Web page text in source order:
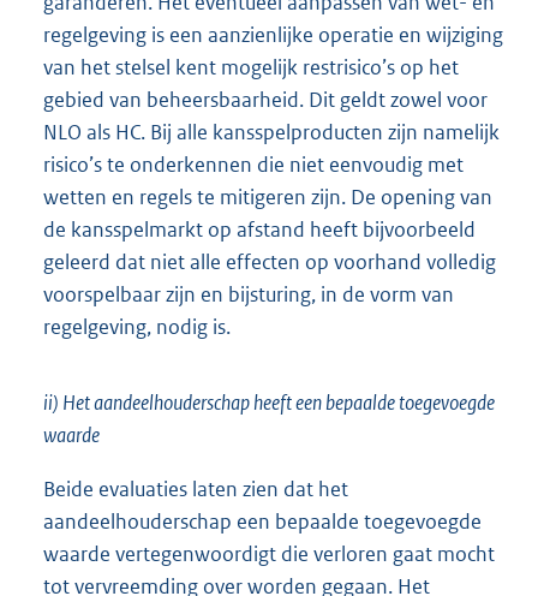
regelgeving is een aanzienlijke operatie en wijziging
van het stelsel kent mogelijk restrisico’s op het
gebied van beheersbaarheid. Dit geldt zowel voor
NLO als HC. Bij alle kansspelproducten zijn namelijk
risico’s te onderkennen die niet eenvoudig met
wetten en regels te mitigeren zijn. De opening van
de kansspelmarkt op afstand heeft bijvoorbeeld
geleerd dat niet alle effecten op voorhand volledig
voorspelbaar zijn en bijsturing, in de vorm van
regelgeving, nodig is.
ii) Het aandeelhouderschap heeft een bepaalde toegevoegde
waarde
Beide evaluaties laten zien dat het
aandeelhouderschap een bepaalde toegevoegde
waarde vertegenwoordigt die verloren gaat mocht
tot vervreemding over worden gegaan. Het